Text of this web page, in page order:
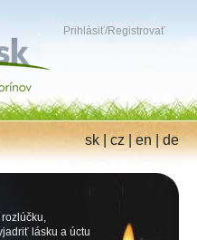
Prihlásiť/Registrovať
sk|cz|en|de
lásku a úctu